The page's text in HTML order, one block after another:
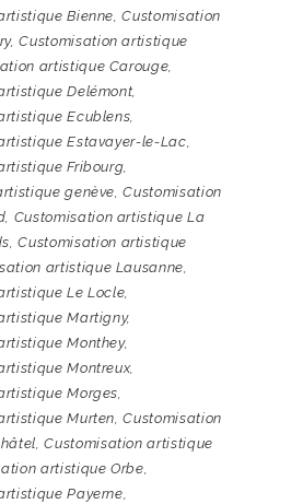
Bienne,Customisation
,Customisation artistique
artistique Carouge,
Delémont,
Ecublens,
Estavayer-le-Lac,
Fribourg,
genève,Customisation
, Customisation artistique La
,Customisation artistique
artistique Lausanne,
Le Locle,
Martigny,
Monthey,
Montreux,
Morges,
Murten,Customisation
,Customisation artistique
artistique Orbe,
Payerne,